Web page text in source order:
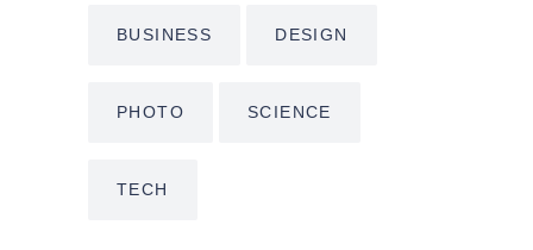
BUSINESS DESIGN
PHOTO SCIENCE
TECH